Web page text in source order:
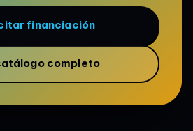
financiación
completo